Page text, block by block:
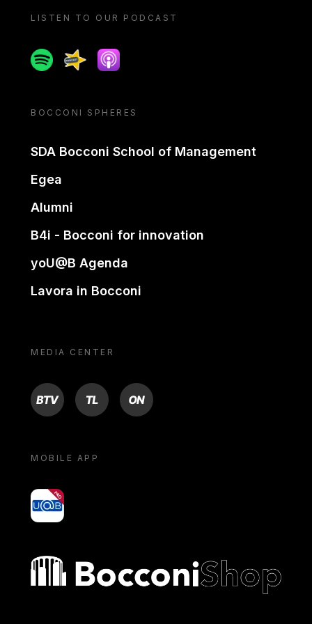
LISTEN TO OUR PODCAST
SpotifySpreakerApple podcast
BOCCONI SPHERES
SDA Bocconi School of Management
Egea
Alumni
B4i - Bocconi for innovation
yoU@B Agenda
Lavora in Bocconi
MEDIA CENTER
BTV TL ON
MOBILE APP
yoU@B
Bocconi shop